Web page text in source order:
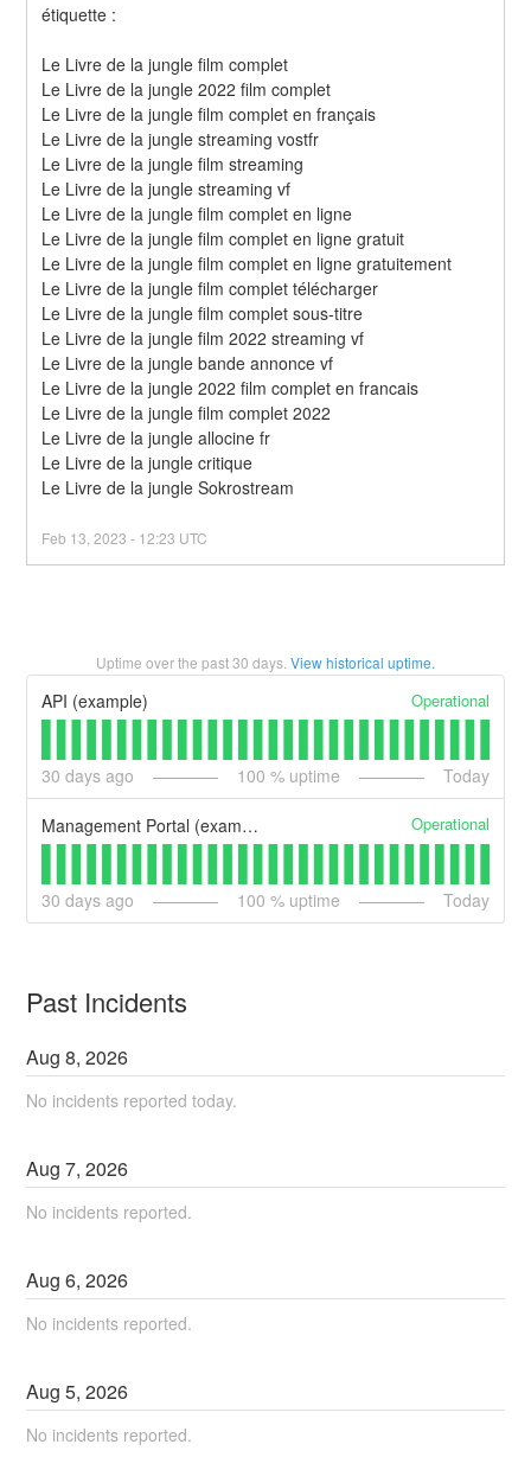
étiquette :
Le Livre de la jungle film complet
Le Livre de la jungle 2022 film complet
Le Livre de la jungle film complet en français
Le Livre de la jungle streaming vostfr
Le Livre de la jungle film streaming
Le Livre de la jungle streaming vf
Le Livre de la jungle film complet en ligne
Le Livre de la jungle film complet en ligne gratuit
Le Livre de la jungle film complet en ligne gratuitement
Le Livre de la jungle film complet télécharger
Le Livre de la jungle film complet sous-titre
Le Livre de la jungle film 2022 streaming vf
Le Livre de la jungle bande annonce vf
Le Livre de la jungle 2022 film complet en francais
Le Livre de la jungle film complet 2022
Le Livre de la jungle allocine fr
Le Livre de la jungle critique
Le Livre de la jungle Sokrostream
Feb 13 ,2023 - 12:23 UTC
Uptime over the past30 days. View historical uptime.
API (example) Operational
30 days ago 100 % uptime Today
Management Portal (example) Operational
30 days ago 100 % uptime Today
Past Incidents
Aug8,2026
No incidents reported today.
Aug7,2026
No incidents reported.
Aug6,2026
No incidents reported.
Aug5,2026
No incidents reported.